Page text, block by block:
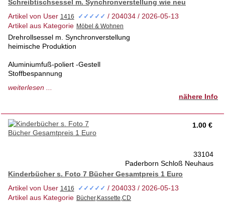
Schreibtischsessel m. Synchronverstellung wie neu
Artikel von User
✓✓✓✓✓ / 204034 / 2026-05-13
Artikel aus Kategorie
Drehrollsessel m. Synchronverstellung
heimische Produktion
Aluminiumfuß-poliert -Gestell
Stoffbespannung
tierfreies Nichtraucherhaus 1.Hd
Ansicht jederzeit nach tel. Absprache möglich
weiterlesen ...
nähere Info
1.00 €
33104
Paderborn Schloß Neuhaus
Kinderbücher s. Foto 7 Bücher Gesamtpreis 1 Euro
Artikel von User
✓✓✓✓✓ / 204033 / 2026-05-13
Artikel aus Kategorie